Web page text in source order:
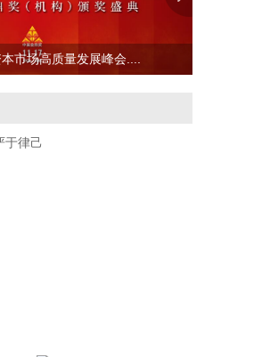
披露半年报，2026年上半
入20.94亿元，同比增长
亿元，同比扭亏为盈；基本
寸硅片实现收入6.13亿元，同
市场高质量发展峰会....